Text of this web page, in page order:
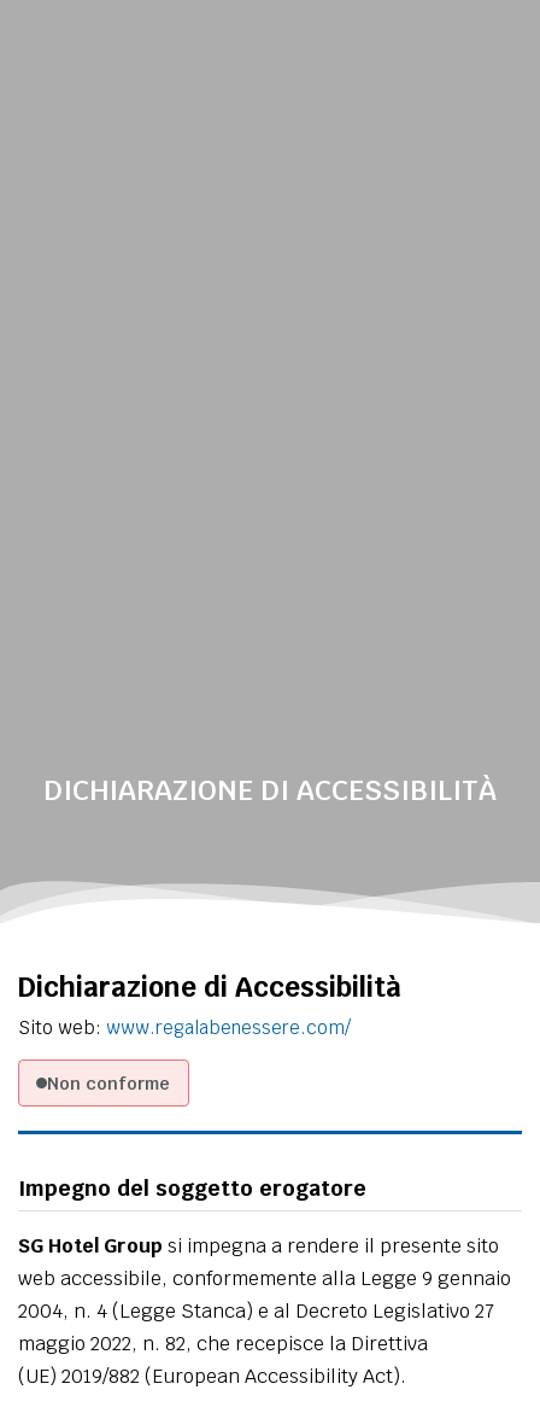
DICHIARAZIONE DI ACCESSIBILITÀ
Dichiarazione di Accessibilità
Sito web: www.regalabenessere.com/
Non conforme
Impegno del soggetto erogatore
SG Hotel Group si impegna a rendere il presente sito
web accessibile, conformemente alla Legge 9 gennaio
2004, n. 4 (Legge Stanca) e al Decreto Legislativo 27
maggio 2022, n. 82, che recepisce la Direttiva
(UE) 2019/882 (European Accessibility Act).